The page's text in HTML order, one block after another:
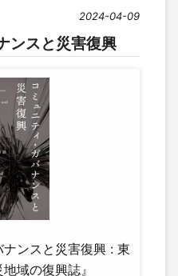
2024-04-09
ンスと災害復興
ナンスと災害復興 : 東
域の復興誌』